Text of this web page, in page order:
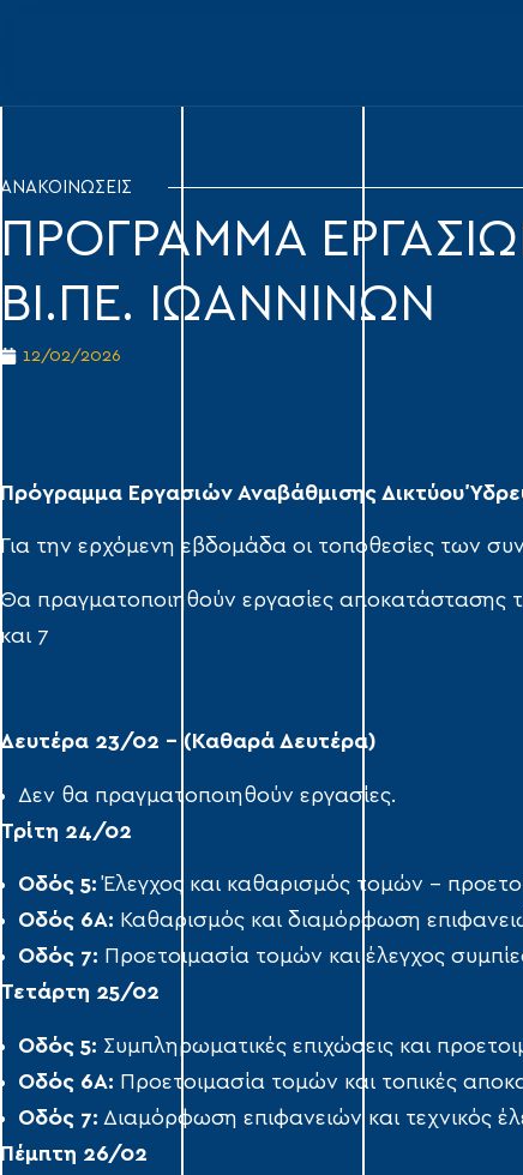
ΑΝΑΚΟΙΝΩΣΕΙΣ
ΠΡΟΓΡΑΜΜΑ
ΒΙ.ΠΕ. ΙΩΑΝΝΙΝΩΝ
12/02/2026
Πρόγραμμα Εργασιών Αναβάθμισης Δικτύου
Για την ερχόμενη εβδομάδα οι τοποθεσίες των
Θα πραγματοποιηθούν εργασίες
και 7
Δευτέρα 23/02 – (Καθαρά Δευτέρα)
Δεν θα πραγματοποιηθούν εργασίες.
Τρίτη 24/02
Οδός 5: Έλεγχος και καθαρισμός τομών –
Οδός 6Α: Καθαρισμός και διαμόρφωση
Οδός 7: Προετοιμασία τομών και έλεγχος
Τετάρτη 25/02
Οδός 5: Συμπληρωματικές επιχώσεις και
Οδός 6Α: Προετοιμασία τομών και τοπικές
Οδός 7: Διαμόρφωση επιφανειών και τεχνικός
Πέμπτη 26/02